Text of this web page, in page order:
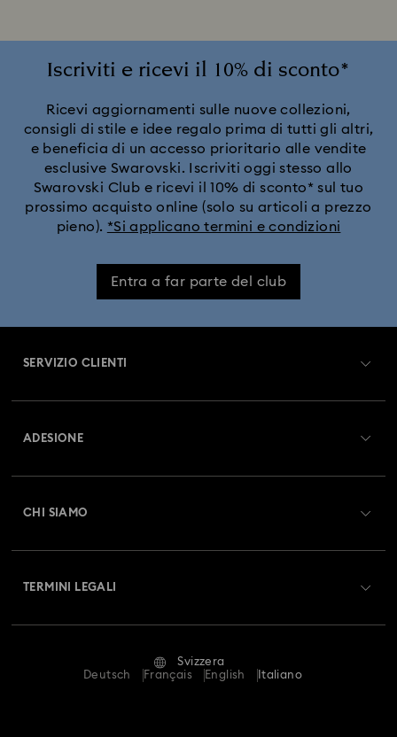
Iscriviti e ricevi il 10% di sconto*
Ricevi aggiornamenti sulle nuove collezioni,
consigli di stile e idee regalo prima di tutti gli altri,
e beneficia di un accesso prioritario alle vendite
esclusive Swarovski. Iscriviti oggi stesso allo
Swarovski Club e ricevi il 10% di sconto* sul tuo
prossimo acquisto online (solo su articoli a prezzo
pieno). *Si applicano termini e condizioni
Entra a far parte del club
SERVIZIO CLIENTI
Resi & Cambi
Stato della riparazione
ADESIONE
CHI SIAMO
TERMINI LEGALI
Termini & Condizioni
Svizzera
Deutsch
Français English Italiano